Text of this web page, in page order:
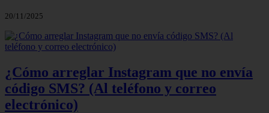
20/11/2025
¿Cómo arreglar Instagram que no envía
código SMS? (Al teléfono y correo
electrónico)